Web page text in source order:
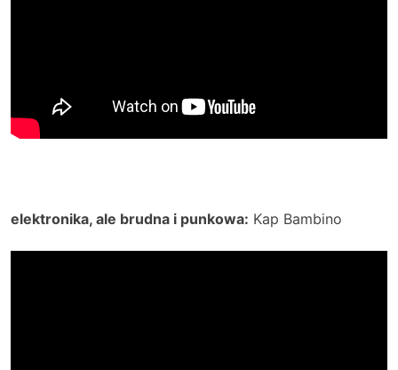
elektronika, ale brudna i punkowa: Kap Bambino